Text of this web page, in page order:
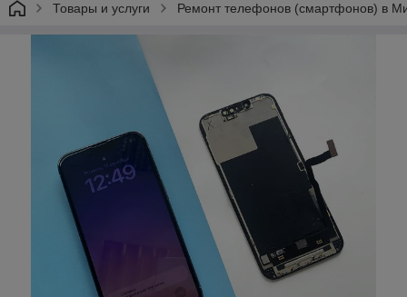
Товары и услуги Ремонт телефонов (смартфонов) в